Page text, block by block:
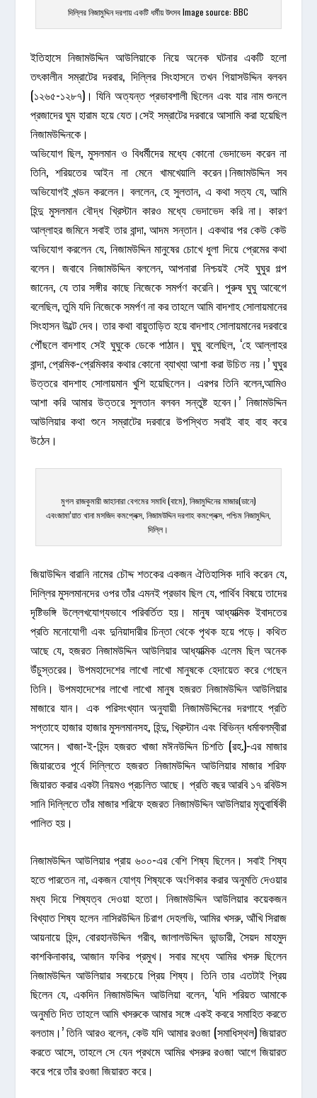
দিল্লির নিজামুদ্দিন দরগায় একটি ধর্মীয় উৎসব Image source: BBC
ইতিহাসে নিজামউদ্দিন আউলিয়াকে নিয়ে অনেক ঘটনার একটি হলো
তৎকালীন সম্রাটের দরবার, দিল্লির সিংহাসনে তখন গিয়াসউদ্দিন বলবন
(১২৬৫-১২৮৭)। যিনি অত্যন্ত প্রভাবশালী ছিলেন এবং যার নাম শুনলে
প্রজাদের ঘুম হারাম হয়ে যেত।সেই সম্রাটের দরবারে আসামি করা হয়েছিল
নিজামউদ্দিনকে।
অভিযোগ ছিল, মুসলমান ও বিধর্মীদের মধ্যে কোনো ভেদাভেদ করেন না
তিনি, শরিয়তের আইন না মেনে খামখেয়ালি করেন।নিজামউদ্দিন সব
অভিযোগই খন্ডন করলেন। বললেন, হে সুলতান, এ কথা সত্য যে, আমি
হিন্দু মুসলমান বৌদ্ধ খ্রিস্টান কারও মধ্যে ভেদাভেদ করি না। কারণ
আল্লাহর জমিনে সবাই তার বান্দা, আদম সন্তান। একথার পর কেউ কেউ
অভিযোগ করলেন যে, নিজামউদ্দিন মানুষের চোখে ধুলা দিয়ে প্রেমের কথা
বলেন। জবাবে নিজামউদ্দিন বললেন, আপনারা নিশ্চয়ই সেই ঘুঘুর গল্প
জানেন, যে তার সঙ্গীর কাছে নিজেকে সমর্পণ করেনি। পুরুষ ঘুঘু আবেগে
বলেছিল, তুমি যদি নিজেকে সমর্পণ না কর তাহলে আমি বাদশাহ সোলায়মানের
সিংহাসন উল্টে দেব। তার কথা বায়ুতাড়িত হয়ে বাদশাহ সোলায়মানের দরবারে
পৌঁছলে বাদশাহ সেই ঘুঘুকে ডেকে পাঠান। ঘুঘু বলেছিল, ‘হে আল্লাহর
বান্দা, প্রেমিক-প্রেমিকার কথার কোনো ব্যাখ্যা আশা করা উচিত নয়।’ ঘুঘুর
উত্তরে বাদশাহ সোলায়মান খুশি হয়েছিলেন। এরপর তিনি বলেন,আমিও
আশা করি আমার উত্তরে সুলতান বলবন সন্তুষ্ট হবেন।’ নিজামউদ্দিন
আউলিয়ার কথা শুনে সম্রাটের দরবারে উপস্থিত সবাই বাহ বাহ করে
উঠেন।
মুগল রাজকুমারী জাহানারা বেগমের সমাধি (বামে), নিজামুদ্দিনের মাজার(ডানে)
এবংজামা’য়াত খানা মসজিদ কমপ্লেক্স, নিজামউদ্দিন দরগাহ কমপ্লেক্স, পশ্চিম নিজামুদ্দিন,
দিল্লি।
জিয়াউদ্দিন বারানি নামের চৌদ্দ শতকের একজন ঐতিহাসিক দাবি করেন যে,
দিল্লির মুসলমানদের ওপর তাঁর এমনই প্রভাব ছিল যে, পার্থিব বিষয়ে তাদের
দৃষ্টিভঙ্গি উল্লেখযোগ্যভাবে পরিবর্তিত হয়। মানুষ আধ্যাত্মিক ইবাদতের
প্রতি মনোযোগী এবং দুনিয়াদারীর চিন্তা থেকে পৃথক হয়ে পড়ে। কথিত
আছে যে, হজরত নিজামউদ্দিন আউলিয়ার আধ্যাত্মিক এলেম ছিল অনেক
উঁচুস্তরের। উপমহাদেশের লাখো লাখো মানুষকে হেদায়েত করে গেছেন
তিনি। উপমহাদেশের লাখো লাখো মানুষ হজরত নিজামউদ্দিন আউলিয়ার
মাজারে যান। এক পরিসংখ্যান অনুযায়ী নিজামউদ্দিনের দরগাহে প্রতি
সপ্তাহে হাজার হাজার মুসলমানসহ, হিন্দু, খ্রিস্টান এবং বিভিন্ন ধর্মাবলম্বীরা
আসেন। খাজা-ই-হিন্দ হজরত খাজা মঈনউদ্দিন চিশতি (রহ.)-এর মাজার
জিয়ারতের পূর্বে দিল্লিতে হজরত নিজামউদ্দিন আউলিয়ার মাজার শরিফ
জিয়ারত করার একটা নিয়মও প্রচলিত আছে। প্রতি বছর আরবি ১৭ রবিউস
সানি দিল্লিতে তাঁর মাজার শরিফে হজরত নিজামউদ্দিন আউলিয়ার মৃতু্বার্ষিকী
পালিত হয়।
নিজামউদ্দিন আউলিয়ার প্রায় ৬০০-এর বেশি শিষ্য ছিলেন। সবাই শিষ্য
হতে পারতেন না, একজন যোগ্য শিষ্যকে অংগিকার করার অনুমতি দেওয়ার
মধ্য দিয়ে শিষ্যত্ব দেওয়া হতো। নিজামউদ্দিন আউলিয়ার কয়েকজন
বিখ্যাত শিষ্য হলেন নাসিরউদ্দিন চিরাগ দেহলভি, আমির খসরু, আঁখি সিরাজ
আয়নায়ে হিন্দ, বোরহানউদ্দিন গরীব, জালালউদ্দিন ভান্ডারী, সৈয়দ মাহমুদ
কাশকিনাকার, আজান ফকির প্রমুখ। সবার মধ্যে আমির খসরু ছিলেন
নিজামউদ্দিন আউলিয়ার সবচেয়ে প্রিয় শিষ্য। তিনি তার এতটাই প্রিয়
ছিলেন যে, একদিন নিজামউদ্দিন আউলিয়া বলেন, ‘যদি শরিয়ত আমাকে
অনুমতি দিত তাহলে আমি খসরুকে আমার সঙ্গে একই কবরে সমাহিত করতে
বলতাম।’ তিনি আরও বলেন, কেউ যদি আমার রওজা (সমাধিস্থল) জিয়ারত
করতে আসে, তাহলে সে যেন প্রথমে আমির খসরুর রওজা আগে জিয়ারত
করে পরে তাঁর রওজা জিয়ারত করে।